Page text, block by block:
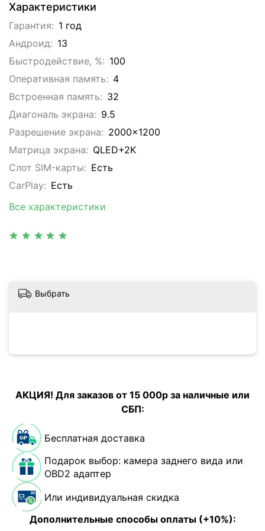
Характеристики
Гарантия: 1 год
Андроид: 13
Быстродействие, %: 100
Оперативная память: 4
Встроенная память: 32
Диагональ экрана: 9.5
Разрешение экрана: 2000x1200
Матрица экрана: QLED+2K
Слот SIM-карты: Eсть
CarPlay: Есть
Все характеристики
Выбрать
АКЦИЯ! Для заказов от 15 000р за наличные или
СБП:
Бесплатная доставка
Подарок выбор: камера заднего вида или
OBD2 адаптер
Или индивидуальная скидка
Дополнительные способы оплаты (+10%):